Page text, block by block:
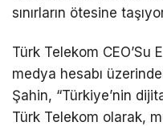
sınırların ötesine
Türk Telekom CEO’Su
medya hesabı
Şahin, “Türkiye’nin
Türk Telekom olarak,